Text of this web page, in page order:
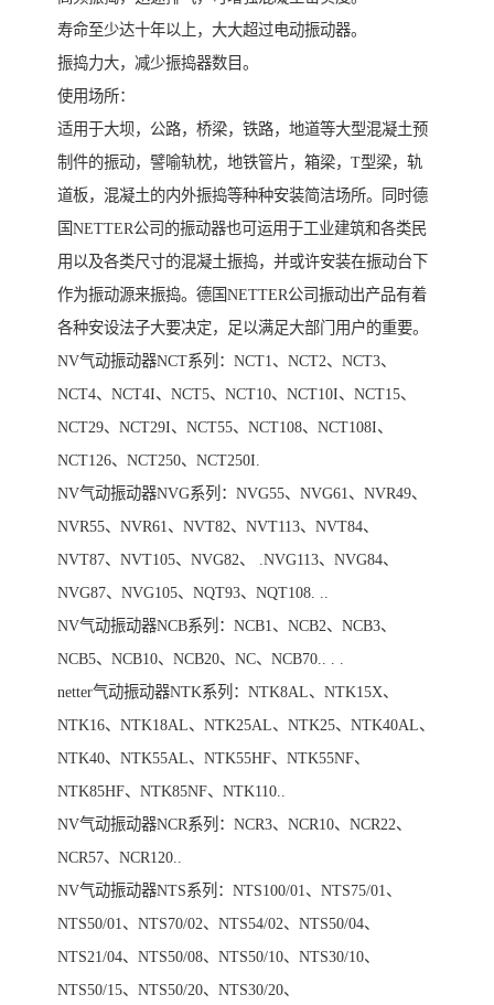
寿命至少达十年以上，大大超过电动振动器。
振捣力大，减少振捣器数目。
使用场所：
适用于大坝，公路，桥梁，铁路，地道等大型混凝土预
制件的振动，譬喻轨枕，地铁管片，箱梁，T型梁，轨
道板，混凝土的内外振捣等种种安装简洁场所。同时德
国NETTER公司的振动器也可运用于工业建筑和各类民
用以及各类尺寸的混凝土振捣，并或许安装在振动台下
作为振动源来振捣。德国NETTER公司振动出产品有着
各种安设法子大要决定，足以满足大部门用户的重要。
NV气动振动器NCT系列：NCT1、NCT2、NCT3、
NCT4、NCT4I、NCT5、NCT10、NCT10I、NCT15、
NCT29、NCT29I、NCT55、NCT108、NCT108I、
NCT126、NCT250、NCT250I.
NV气动振动器NVG系列：NVG55、NVG61、NVR49、
NVR55、NVR61、NVT82、NVT113、NVT84、
NVT87、NVT105、NVG82、 .NVG113、NVG84、
NVG87、NVG105、NQT93、NQT108. ..
NV气动振动器NCB系列：NCB1、NCB2、NCB3、
NCB5、NCB10、NCB20、NC、NCB70.. . .
netter气动振动器NTK系列：NTK8AL、NTK15X、
NTK16、NTK18AL、NTK25AL、NTK25、NTK40AL、
NTK40、NTK55AL、NTK55HF、NTK55NF、
NTK85HF、NTK85NF、NTK110..
NV气动振动器NCR系列：NCR3、NCR10、NCR22、
NCR57、NCR120..
NV气动振动器NTS系列：NTS100/01、NTS75/01、
NTS50/01、NTS70/02、NTS54/02、NTS50/04、
NTS21/04、NTS50/08、NTS50/10、NTS30/10、
NTS50/15、NTS50/20、NTS30/20、